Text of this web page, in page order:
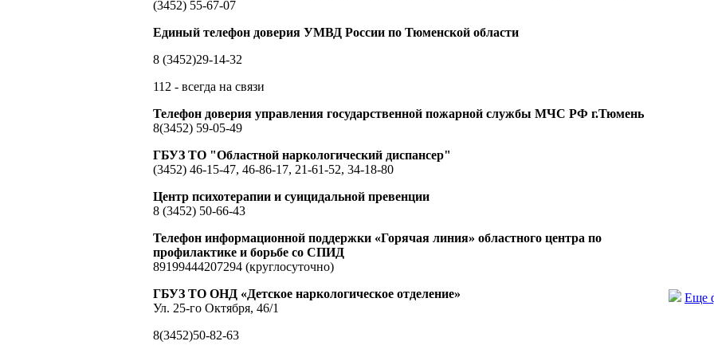
(3452) 55-67-07
Единый телефон доверия УМВД России по Тюменской области
8 (3452)29-14-32
112 - всегда на связи
Телефон доверия управления государственной пожарной службы МЧС РФ г.Тюмень
8(3452) 59-05-49
ГБУЗ ТО "Областной наркологический диспансер"
(3452) 46-15-47, 46-86-17, 21-61-52, 34-18-80
Центр психотерапии и суицидальной превенции
8 (3452) 50-66-43
Телефон информационной поддержки «Горячая линия» областного центра по
профилактике и борьбе со СПИД
89199444207294 (круглосуточно)
ГБУЗ ТО ОНД «Детское наркологическое отделение»
Ул. 25-го Октября, 46/1
8(3452)50-82-63
Еще